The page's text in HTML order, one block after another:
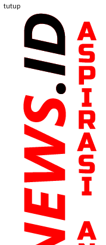
tutup
Hukum